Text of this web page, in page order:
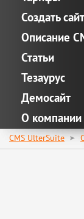
Создать сайт
Описание
Статьи
Тезаурус
Демосайт
О компании
CMS UlterSuite